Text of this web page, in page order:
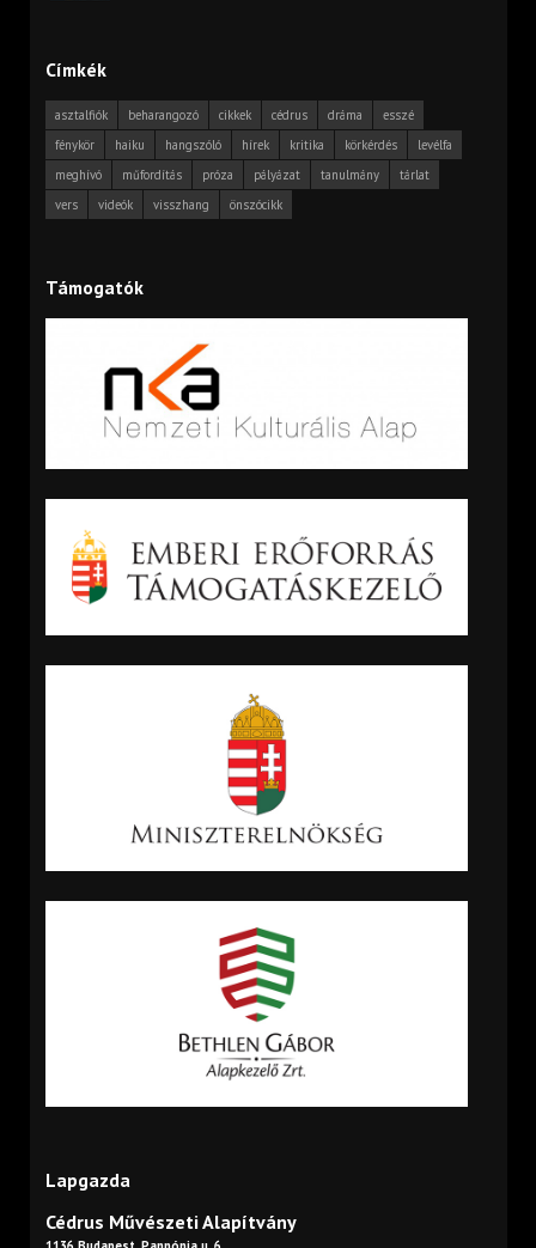
Címkék
asztalfiók beharangozó cikkek cédrus dráma
esszé
fénykör
haiku hangszóló hírek kritika körkérdés
levélfa
meghívó
műfordítás próza pályázat tanulmány
tárlat
vers
videók visszhang önszócikk
Támogatók
Lapgazda
Cédrus Művészeti Alapítvány